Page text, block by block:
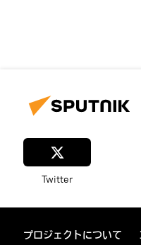
Twitter
プロジェクトについて